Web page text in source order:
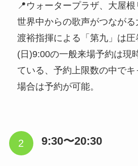
📍ウォータープラザ、大屋根
世界中からの歌声がつなが
渡裕指揮による「第九」は圧
(日)9:00の一般来場予約は現
ている、予約上限数の中で
場合は予約が可能。
9:30〜20:30